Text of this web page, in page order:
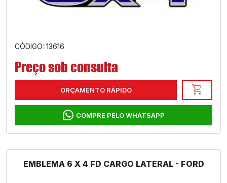
CÓDIGO: 13616
Preço sob consulta
ORÇAMENTO RÁPIDO shopping_cart
COMPRE PELO WHATSAPP
EMBLEMA 6 X 4 FD CARGO LATERAL - FORD